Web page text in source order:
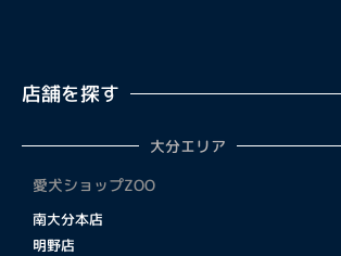
店舗を探す
大分エリア
愛犬ショップZOO
南大分本店
明野店